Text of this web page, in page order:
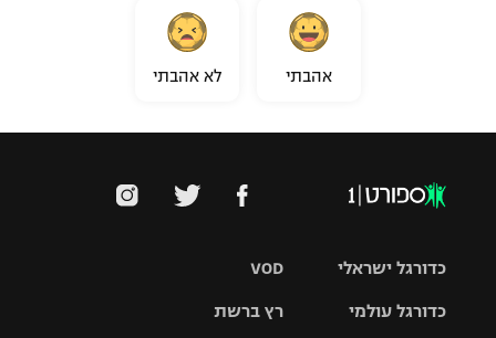
אהבתי לא אהבתי
VOD
רץ ברשת
כדורגל ישראלי
כדורגל עולמי